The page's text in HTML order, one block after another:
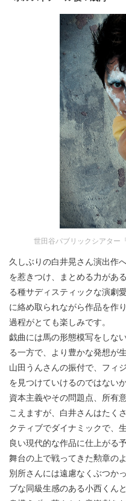
世田谷パブリックシアタ
久しぶりの白井晃さん演出作
を惹きつけ、まとめる力があ
る種サディスティックな演劇
に絡め取られながら作品を作
過程がとても楽しみです。
戯曲には馬の形態模写をしな
る一方で、より豊かな発想が
山田うんさんの振付で、フィ
を見つけていけるのではない
資本主義やその問題点、所有
こえますが、白井さんはたく
クティブでダイナミックで、
良い現代的な作品に仕上がる
舞台の上で戦ってきた勲章の
別所さんには遠慮なくぶつか
ブな同級生感のある小西くん